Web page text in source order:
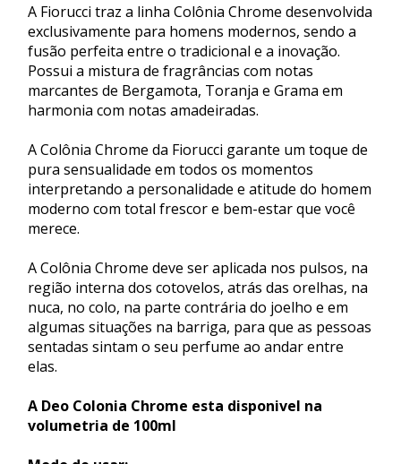
A Fiorucci traz a linha Colônia Chrome desenvolvida
exclusivamente para homens modernos, sendo a
fusão perfeita entre o tradicional e a inovação.
Possui a mistura de fragrâncias com notas
marcantes de Bergamota, Toranja e Grama em
harmonia com notas amadeiradas.
A Colônia Chrome da Fiorucci garante um toque de
pura sensualidade em todos os momentos
interpretando a personalidade e atitude do homem
moderno com total frescor e bem-estar que você
merece.
A Colônia Chrome deve ser aplicada nos pulsos, na
região interna dos cotovelos, atrás das orelhas, na
nuca, no colo, na parte contrária do joelho e em
algumas situações na barriga, para que as pessoas
sentadas sintam o seu perfume ao andar entre
elas.
A Deo Colonia Chrome esta disponivel na
volumetria de 100ml